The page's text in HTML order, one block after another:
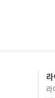
라